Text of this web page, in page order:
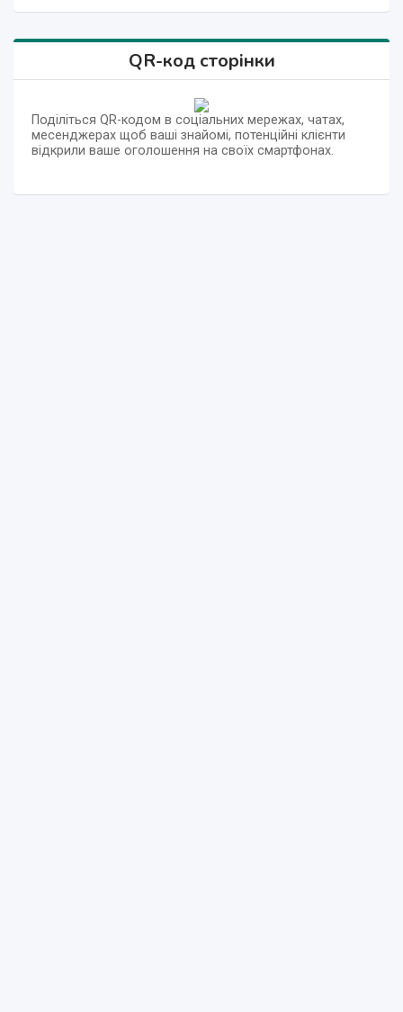
QR-код сторінки
Поділіться QR-кодом в соціальних мережах, чатах,
месенджерах щоб ваші знайомі, потенційні клієнти
відкрили ваше оголошення на своїх смартфонах.